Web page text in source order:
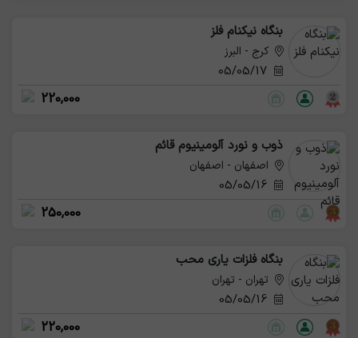
بنگاه نیکنام فلز
کرج - البرز
05/05/17
220,000
ذوب و نورد آلومینیوم قائم
اصفهان - اصفهان
05/05/16
250,000
بنگاه فلزات یاری محب
تهران - تهران
05/05/16
220,000